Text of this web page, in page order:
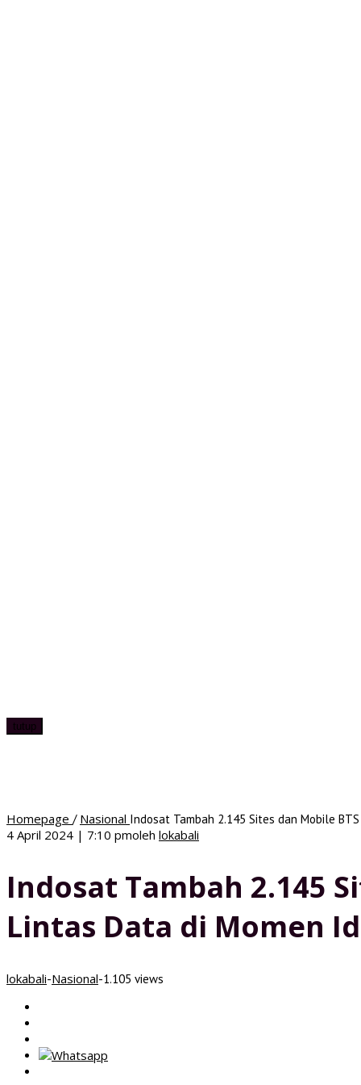
tutup
Homepage / Nasional Indosat Tambah 2.145 Sites dan Mobile
4 April 2024 | 7:10 pmoleh lokabali
Indosat Tambah 2.145
Lintas Data di Momen
lokabali-Nasional-1.105 views